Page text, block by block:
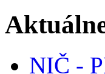
NIČ -